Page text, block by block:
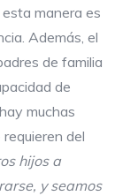
manera es
Además, el
de familia
de
muchas
del
hijos a
y seamos